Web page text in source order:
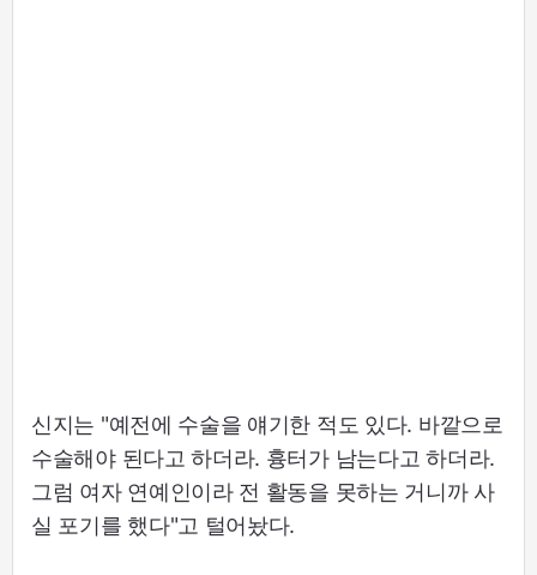
신지는 "예전에 수술을 얘기한 적도 있다. 바깥으로
수술해야 된다고 하더라. 흉터가 남는다고 하더라.
그럼 여자 연예인이라 전 활동을 못하는 거니까 사
실 포기를 했다"고 털어놨다.